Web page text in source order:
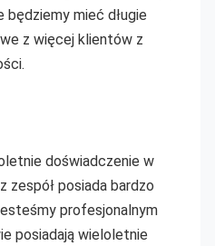
będziemy mieć długie
z więcej klientów z
doświadczenie w
zespół posiada bardzo
profesjonalnym
posiadają wieloletnie